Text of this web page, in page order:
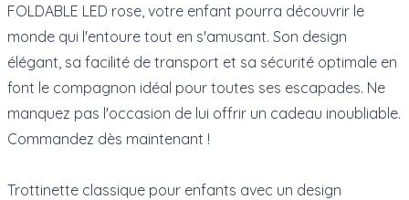
FOLDABLE LED rose, votre enfant pourra découvrir le
monde qui l'entoure tout en s'amusant. Son design
élégant, sa facilité de transport et sa sécurité optimale en
font le compagnon idéal pour toutes ses escapades. Ne
manquez pas l'occasion de lui offrir un cadeau inoubliable.
Commandez dès maintenant !
Trottinette classique pour enfants avec un design